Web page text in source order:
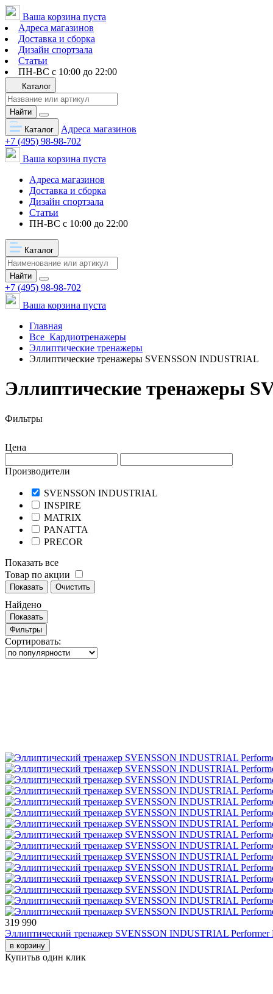
Ваша корзина пуста
Адреса магазинов
Доставка и сборка
Дизайн спортзала
Статьи
ПН-ВС с 10:00 до 22:00
Каталог
Найти
Каталог
Адреса магазинов
+7 (495) 98-98-702
Ваша корзина пуста
Адреса магазинов
Доставка и сборка
Дизайн спортзала
Статьи
ПН-ВС с 10:00 до 22:00
Каталог
Найти
+7 (495) 98-98-702
Ваша корзина пуста
Главная
Все Кардиотренажеры
Эллиптические тренажеры
Эллиптические тренажеры SVENSSON INDUSTRIAL
Эллиптические тренажеры
Фильтры
Цена
Производители
SVENSSON INDUSTRIAL
INSPIRE
MATRIX
PANATTA
PRECOR
Показать все
Товар по акции
Показать Очистить
Найдено
Показать
Фильтры
Сортировать:
319 990
Эллиптический тренажер SVENSSON INDUSTRIAL Performer
в корзину
Купитьв один клик